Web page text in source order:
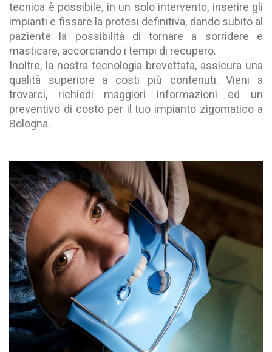
tecnica è possibile, in un solo intervento, inserire gli
impianti e fissare la protesi definitiva, dando subito al
paziente la possibilità di tornare a sorridere e
masticare, accorciando i tempi di recupero.
Inoltre, la nostra tecnologia brevettata, assicura una
qualità superiore a costi più contenuti. Vieni a
trovarci, richiedi maggiori informazioni ed un
preventivo di costo per il tuo impianto zigomatico a
Bologna.